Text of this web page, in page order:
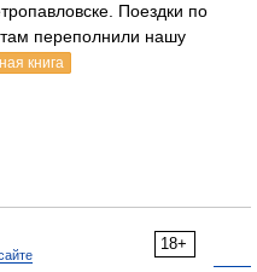
Поездки по
переполнили нашу
книга
18+